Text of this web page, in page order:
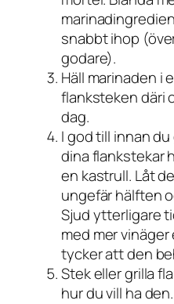
snabbt ihop
godare).
Häll marinaden i
flanksteken däri
dag.
I god till innan
dina flankstekar
en kastrull. Låt
ungefär hälften
Sjud ytterligare
med mer
tycker att den
Stek eller grilla
hur du vill ha den.